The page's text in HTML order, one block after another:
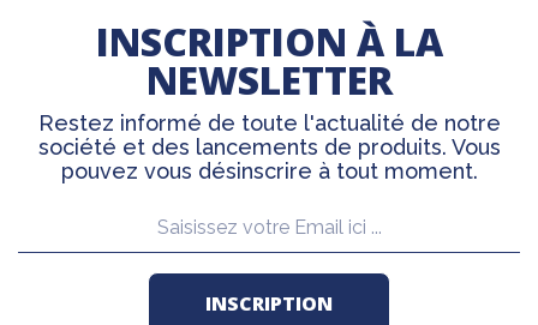
INSCRIPTION À LA
NEWSLETTER
Restez informé de toute l'actualité de notre
société et des lancements de produits. Vous
pouvez vous désinscrire à tout moment.